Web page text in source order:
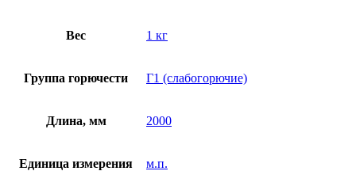
Вес 1 кг
Группа горючести Г1 (слабогорючие)
Длина, мм 2000
Единица измерения м.п.